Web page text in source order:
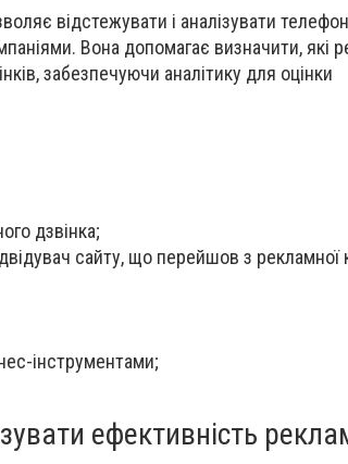
відстежувати і аналізувати
Вона допомагає визначити, які
забезпечуючи аналітику для оцінки
дзвінка;
сайту, що перейшов з рекламної
інструментами;
ефективність